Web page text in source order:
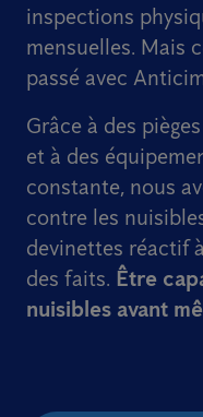
inspections
mensuelles. Mais
passé avec
Grâce à des
et à des
constante, nous
contre les
devinettes réactif
des faits. Être
nuisibles avant